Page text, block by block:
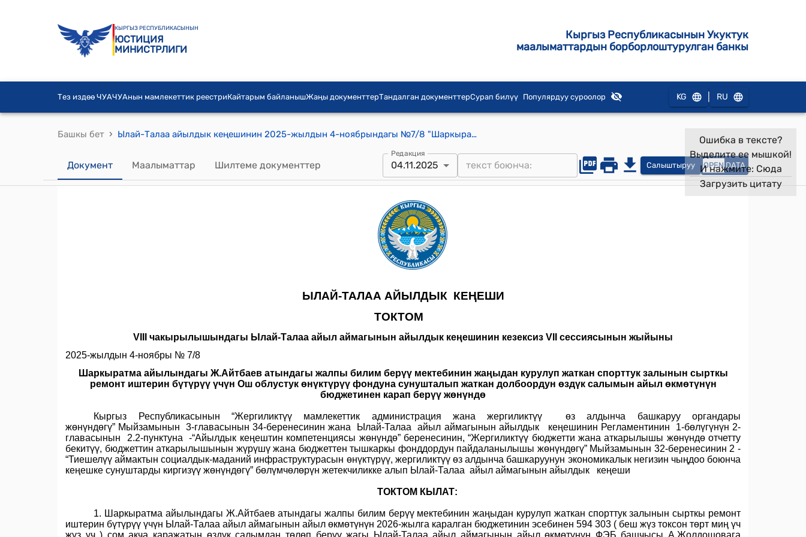
КЫРГЫЗ РЕСПУБЛИКАСЫНЫН
ЮСТИЦИЯ
МИНИСТРЛИГИ
Кыргыз Республикасынын Укуктук
маалыматтардын борборлоштурулган банкы
Тез издөө ЧУАЧУАнын мамлекеттик реестриКайтарым байланышЖаңы документтерТандалган документтерСурап билүү Популярдуу суроолор KG RU
Башкы бет › Ылай-Талаа айылдык кеңешинин 2025-жылдын 4-ноябрындагы №7/8 "Шаркыратма айылындагы Ж.Айтбаев атындагы жалпы билим берүү мектебинин жаңыдан курулуп жаткан спорттук залынын сырткы ремонт иштерин бүтүрүү үчүн Ош облустук өнүктүрүү фондуна сунушталып жаткан долбоордун өздүк салымын айыл өкмөтүнүн бюджетинен карап берүү жөнүндө" токтому.
Документ Маалыматтар Шилтеме документтер
Редакция
04.11.2025 Салыштыруу OPEN DATA
Ошибка в тексте?
Выделите ее мышкой!
И нажмите: Сюда
Загрузить цитату